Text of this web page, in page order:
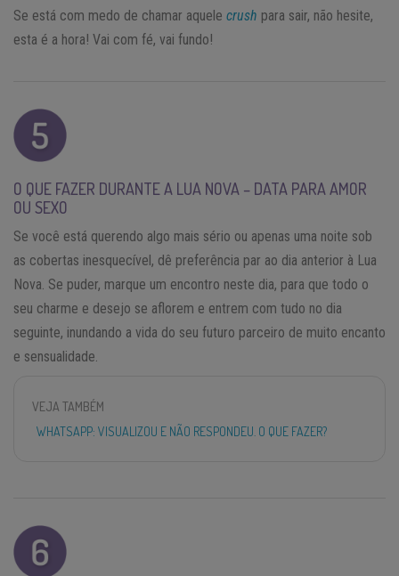
Se está com medo de chamar aquele crush para sair, não hesite,
esta é a hora! Vai com fé, vai fundo!
O QUE FAZER DURANTE A LUA NOVA – DATA PARA AMOR
OU SEXO
Se você está querendo algo mais sério ou apenas uma noite sob
as cobertas inesquecível, dê preferência par ao dia anterior à Lua
Nova. Se puder, marque um encontro neste dia, para que todo o
seu charme e desejo se aflorem e entrem com tudo no dia
seguinte, inundando a vida do seu futuro parceiro de muito encanto
e sensualidade.
VEJA TAMBÉM
WHATSAPP: VISUALIZOU E NÃO RESPONDEU. O QUE FAZER?